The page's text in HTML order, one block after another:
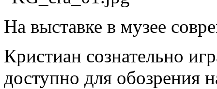
На выставке в музее
Кристиан сознательно
доступно для обозрения